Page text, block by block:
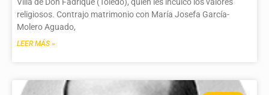
religiosos. Contrajo matrimonio con María Josefa García-
Molero Aguado,
LEER MÁS »